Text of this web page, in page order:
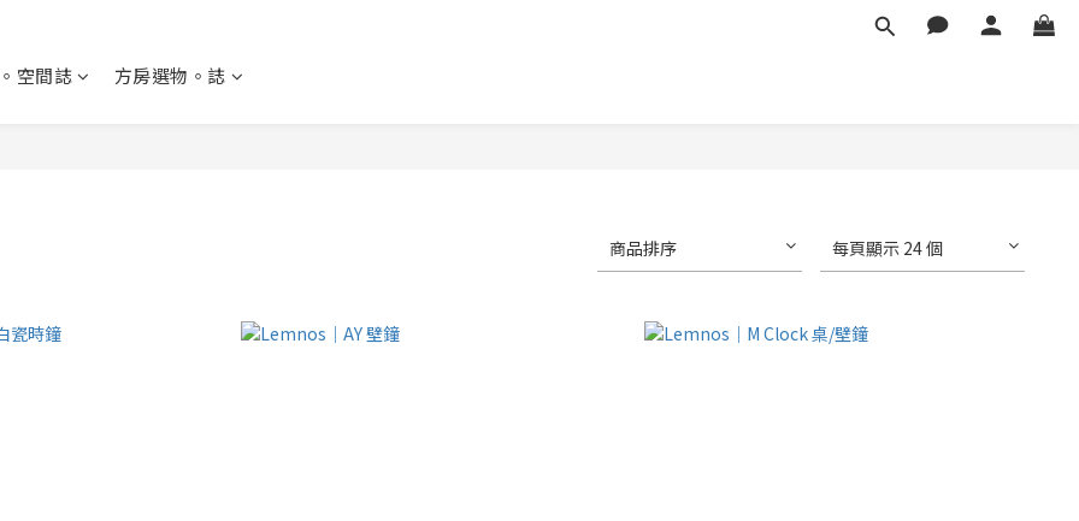
空間誌 方房選物。誌
商品排序 每頁顯示 24 個